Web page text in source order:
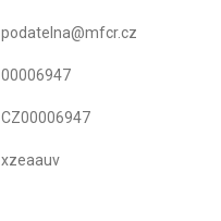
podatelna@mfcr.cz
00006947
CZ00006947
xzeaauv